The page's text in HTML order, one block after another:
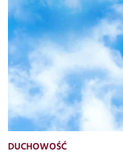
DUCHOWOŚĆ